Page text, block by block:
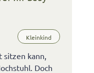
Kleinkind
kann,
Doch